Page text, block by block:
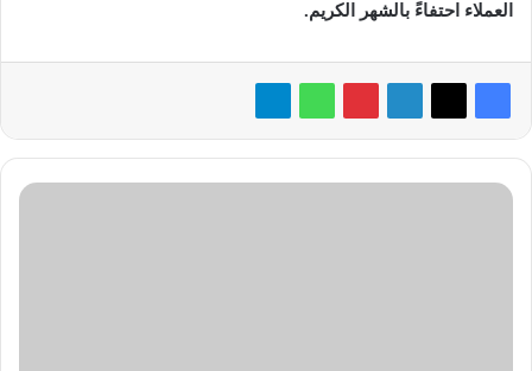
العملاء احتفاءً بالشهر الكريم.
أبوظبي